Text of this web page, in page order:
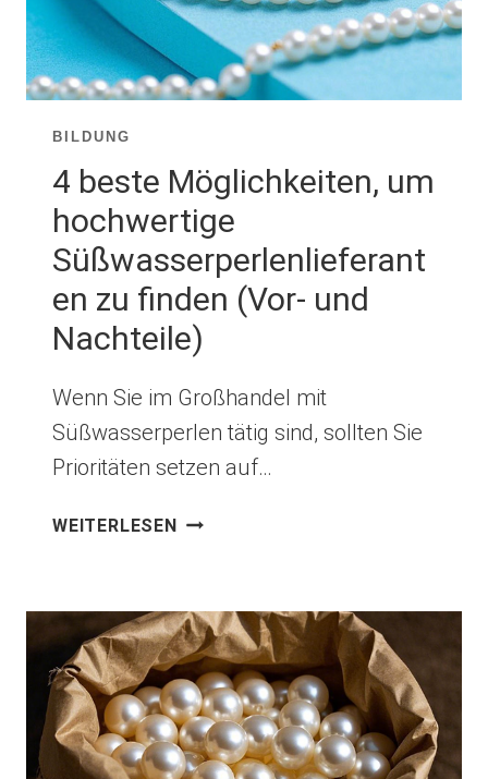
BILDUNG
4 beste Möglichkeiten, um
hochwertige
Süßwasserperlenlieferant
en zu finden (Vor- und
Nachteile)
Wenn Sie im Großhandel mit
Süßwasserperlen tätig sind, sollten Sie
Prioritäten setzen auf…
WEITERLESEN4
HOCHWERTIGE
SÜSSWASSERPERLENLIEFERANTEN
U F
INDEN (
VOR- U
ND N